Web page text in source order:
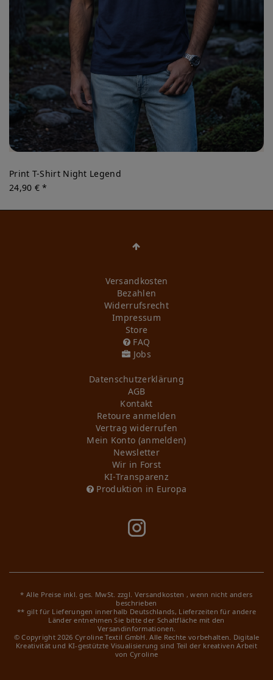
Print T-Shirt Night Legend
24,90 € *
Versandkosten
Bezahlen
Widerrufs­recht
Impressum
Store
FAQ
Jobs
Daten­schutz­erklärung
AGB
Kontakt
Retoure anmelden
Vertrag widerrufen
Mein Konto (anmelden)
Newsletter
Wir in Forst
KI-Transparenz
Produktion in Europa
* Alle Preise inkl. ges. MwSt. zzgl. Versandkosten , wenn nicht anders
beschrieben
** gilt für Lieferungen innerhalb Deutschlands, Lieferzeiten für andere
Länder entnehmen Sie bitte der Schaltfläche mit den
Versandinformationen.
© Copyright 2026 Cyroline Textil GmbH. Alle Rechte vorbehalten. Digitale
Kreativität und KI-gestützte Visualisierung sind Teil der kreativen Arbeit
von Cyroline